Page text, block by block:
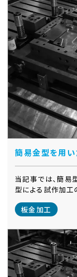
簡易金型を用
当記事では、簡易
型による試作加工
板金加工